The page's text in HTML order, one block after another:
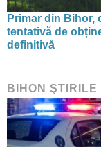
Primar din Bihor,
tentativă de
definitivă
BIHON